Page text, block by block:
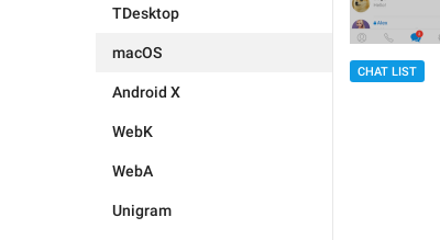
TDesktop
macOS
Android X
WebK
WebA
Unigram
CHAT LIST